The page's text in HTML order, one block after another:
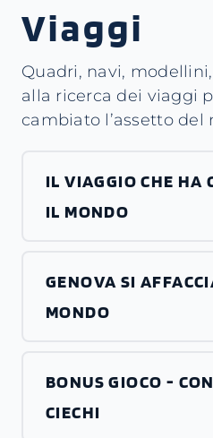
Viaggi
Quadri, navi,
alla ricerca dei viaggi
cambiato l’assetto del
IL VIAGGIO CHE HA
IL MONDO
GENOVA SI
MONDO
BONUS GIOCO -
CIECHI